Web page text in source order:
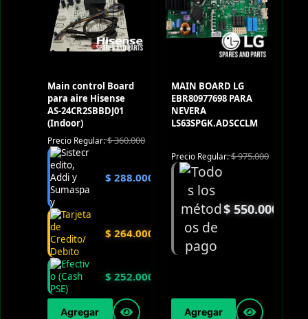
Main control Board
para aire Hisense
AS-24CR2SBBDJ01
(Indoor)
Precio Regular:$360.000
$ 288.000
$ 264.000
$ 252.000
Agregar
MAIN BOARD LG
EBR80977698 PARA
NEVERA
LS63SPGK.ADSCCLM
Precio Regular:$975.000
$550.000
Agregar